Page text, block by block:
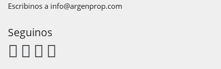
Escribinos a info@argenprop.com
Seguinos